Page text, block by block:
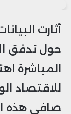
أثارت
حول تدفق
المباشرة
للاقتصاد